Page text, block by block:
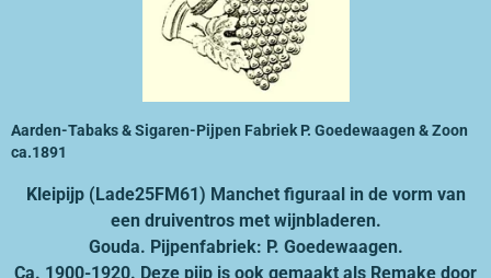
Aarden-Tabaks & Sigaren-Pijpen Fabriek P. Goedewaagen & Zoon
ca.1891
Kleipijp (Lade25FM61) Manchet figuraal in de vorm van
een druiventros met wijnbladeren.
Gouda. Pijpenfabriek: P. Goedewaagen.
Ca. 1900-1920. Deze pijp is ook gemaakt als Remake door